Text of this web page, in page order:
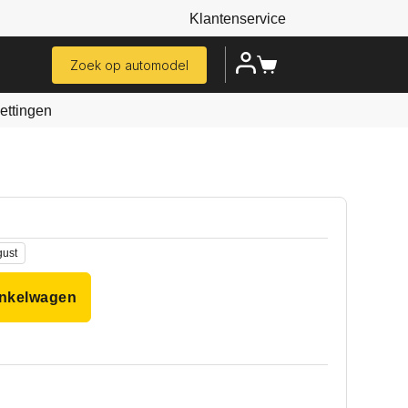
Klantenservice
Zoek op automodel